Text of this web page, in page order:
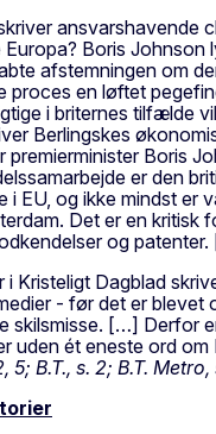
ansvarshavende
Boris
afstemningen om
proces en løftet
i briternes tilfælde
Berlingskes
premierminister Boris
er den
i EU, og ikke mindst
Det er en kritisk
og
i Kristeligt Dagblad
- før det er blevet
skilsmisse. […] Derfor
uden ét eneste ord
5; B.T., s. 2; B.T.